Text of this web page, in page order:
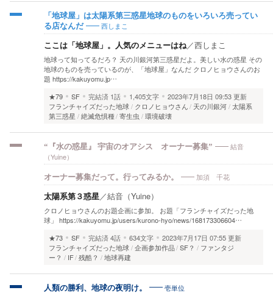
「地球屋」は太陽系第三惑星地球のものをいろいろ売ってい
る店なんだ
西しまこ
ここは「地球屋」。人気のメニューはね／西しまこ
地球って知ってるだろ？ 天の川銀河第三惑星だよ。美しい水の惑星 その
地球のものを売っているのが、「地球屋」なんだ クロノヒョウさんのお
題 https://kakuyomu.jp…
★79
SF 完結済 1話 1,405文字
2023年7月18日 09:53 更新
フランチャイズだった地球
クロノヒョウさん 天の川銀河 太陽系
第三惑星
絶滅危惧種 寄生虫 環境破壊
“『水の惑星』 宇宙のオアシス オーナー募集”
結音
（Yuine）
オーナー募集だって。行ってみるか。 加須 千花
太陽系第３惑星／結音（Yuine）
クロノヒョウさんのお題企画に参加。 お題「フランチャイズだった地
球」 https://kakuyomu.jp/users/kurono-hyo/news/168173306604…
★73
SF 完結済4話 634文字
2023年7月17日 07:55 更新
フランチャイズだった地球 企画参加作品 SF？
ファンタジ
ー？
IF 残酷？ 地球再建
人類の勝利、地球の夜明け。 壱単位